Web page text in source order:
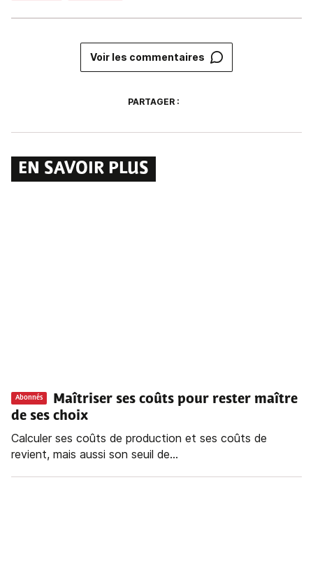
Voir les commentaires
PARTAGER :
EN SAVOIR PLUS
Abonnés
Maîtriser ses coûts pour rester maître
de ses choix
Calculer ses coûts de production et ses coûts de
revient, mais aussi son seuil de...